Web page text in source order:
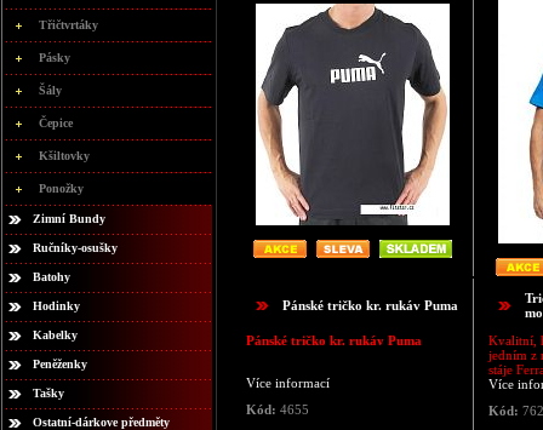
Třičtvrtáky
Pásky
Šály
Čepice
Kšiltovky
Ponožky
Zimní Bundy
Ručníky-osušky
Batohy
Hodinky
Kabelky
Peněženky
Tašky
Ostatní-dárkove předměty
Pánské tričko kr. rukáv Puma
Pánské tričko kr. rukáv Puma
Více informací
Kód: 4655
Kvalitní,
jedním z
stáje
Více
Kód: